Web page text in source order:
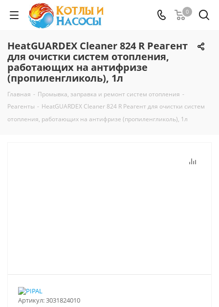
0
HeatGUARDEX Cleaner 824 R Реагент
для очистки систем отопления,
работающих на антифризе
(пропиленгликоль), 1л
Главная - Промывка, заправка и ремонт систем отопления -
Реагенты - HeatGUARDEX Cleaner 824 R Реагент для очистки систем
отопления, работающих на антифризе (пропиленгликоль), 1л
Артикул:3031824010